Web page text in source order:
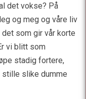
det vokse? På
og meg og våre liv
som gir vår korte
vi blitt som
stadig fortere,
stille slike dumme